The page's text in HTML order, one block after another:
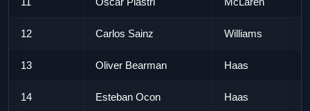
12 Carlos Sainz Williams
13 Oliver Bearman Haas
14 Esteban Ocon Haas